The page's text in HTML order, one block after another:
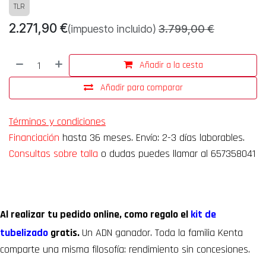
TLR
2.271,90 €(impuesto incluido) 3.799,00€
Añadir a la cesta
Añadir para comparar
Términos y condiciones
Financiación hasta 36 meses. Envío: 2-3 días laborables.
Consultas sobre talla o dudas puedes llamar al 657358041
Al realizar tu pedido online, como regalo el kit de
tubelizado gratis. Un ADN ganador. Toda la familia Kenta
comparte una misma filosofía: rendimiento sin concesiones.